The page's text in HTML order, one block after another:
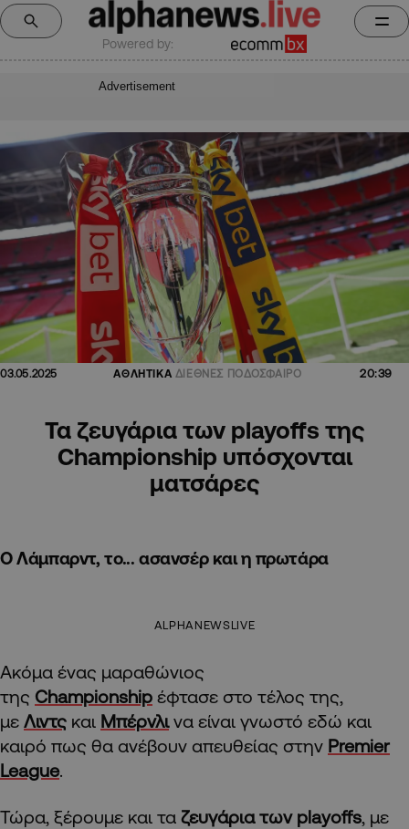
Powered by:
Advertisement
03.05.2025 ΑΘΛΗΤΙΚΑ ΔΙΕΘΝΕΣ ΠΟΔΟΣΦΑΙΡΟ 20:39
Τα ζευγάρια των playoffs της
Championship υπόσχονται
ματσάρες
Ο Λάμπαρντ, το... ασανσέρ και η πρωτάρα
ALPHANEWSLIVE
Ακόμα ένας μαραθώνιος
της Championship έφτασε στο τέλος της,
με Λιντς και Μπέρνλινα είναι γνωστό εδώ και
καιρό πως θα ανέβουν απευθείας στην Premier
League.
Τώρα, ξέρουμε και τα ζευγάρια των playoffs, με